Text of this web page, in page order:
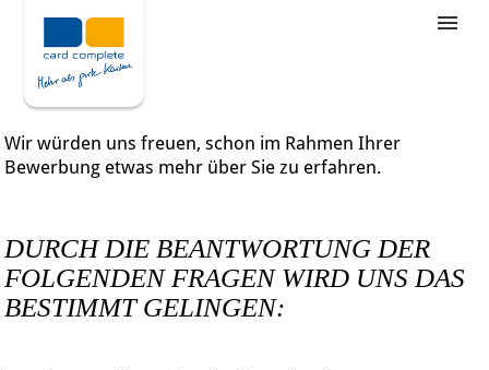
Stellenangebote
Unternehmensziele
Was wir bieten
Wir würden uns freuen, schon im Rahmen Ihrer
Bewerbung etwas mehr über Sie zu erfahren.
DURCH DIE BEANTWORTUNG DER
FOLGENDEN FRAGEN WIRD UNS DAS
BESTIMMT GELINGEN: